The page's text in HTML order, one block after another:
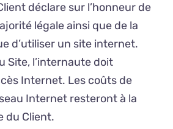
déclare sur l’honneur de
légale ainsi que de la
d’utiliser un site internet.
Site, l’internaute doit
Internet. Les coûts de
Internet resteront à la
du Client.